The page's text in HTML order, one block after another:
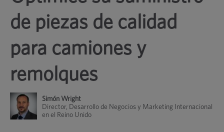
de piezas de calidad
para camiones y
remolques
Simón Wright
Director, Desarrollo de Negocios y Marketing Internacional
en el Reino Unido